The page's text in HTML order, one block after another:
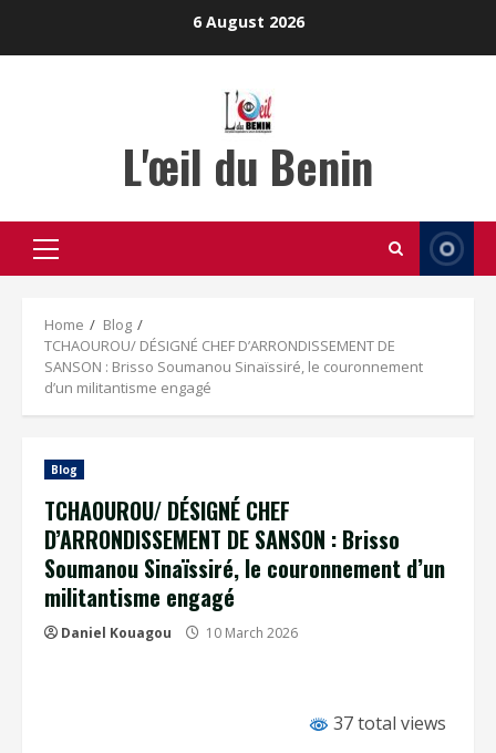
6 August 2026
L'œil du Benin
Primary
Menu
Home
Blog
TCHAOUROU/ DÉSIGNÉ CHEF D’ARRONDISSEMENT DE
SANSON : Brisso Soumanou Sinaïssiré, le couronnement
d’un militantisme engagé
Blog
TCHAOUROU/ DÉSIGNÉ CHEF
D’ARRONDISSEMENT DE SANSON : Brisso
Soumanou Sinaïssiré, le couronnement d’un
militantisme engagé
Daniel Kouagou 10 March 2026
37 total views